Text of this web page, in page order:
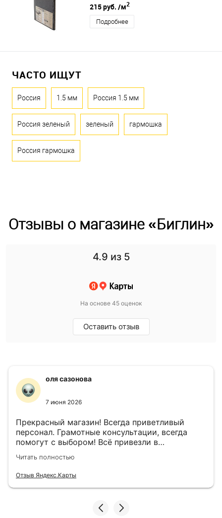
215 руб. /м2
Подробнее
ЧАСТО ИЩУТ
Россия 1.5 мм Россия 1.5 мм
Россия зеленый зеленый гармошка
Россия гармошка
Отзывы о магазине «Биглин»
4.9 из 5
На основе 45 оценок
Оставить отзыв
оля сазонова
7 июня 2026
Прекрасный магазин! Всегда приветливый
персонал. Грамотные консультации, всегда
помогут с выбором! Всё привезли в
назначенный день!
Читать полностью
Отзыв Яндекс.Карты